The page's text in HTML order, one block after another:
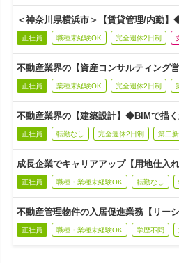
＜神奈川県横浜市＞【賃貸管理/内勤
正社員 職種未経験OK 完全週休2日制
不動産業界の【資産コンサルティング
正社員 業種未経験OK 完全週休2日制
不動産業界の【建築設計】◆BIMで描く
正社員 転勤なし 完全週休2日制 第二
成長企業でキャリアアップ【用地仕入
正社員 職種・業種未経験OK 転勤なし
不動産管理物件の入居促進業務【リー
正社員 職種・業種未経験OK 学歴不問